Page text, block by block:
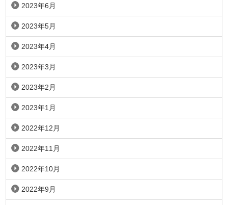
2023年6月
2023年5月
2023年4月
2023年3月
2023年2月
2023年1月
2022年12月
2022年11月
2022年10月
2022年9月